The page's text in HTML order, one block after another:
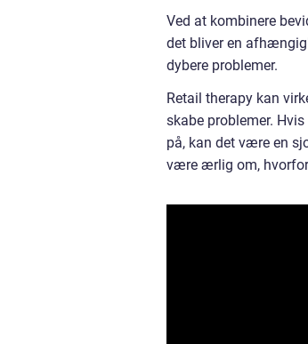
Ved at kombinere
det bliver en
dybere problemer.
Retail therapy kan
skabe problemer.
på, kan det være en
være ærlig om,